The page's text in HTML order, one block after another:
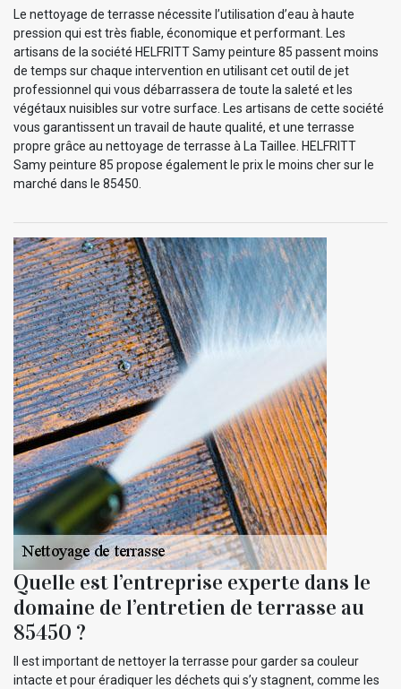
Le nettoyage de terrasse nécessite l’utilisation d’eau à haute
pression qui est très fiable, économique et performant. Les
artisans de la société HELFRITT Samy peinture 85 passent moins
de temps sur chaque intervention en utilisant cet outil de jet
professionnel qui vous débarrassera de toute la saleté et les
végétaux nuisibles sur votre surface. Les artisans de cette société
vous garantissent un travail de haute qualité, et une terrasse
propre grâce au nettoyage de terrasse à La Taillee. HELFRITT
Samy peinture 85 propose également le prix le moins cher sur le
marché dans le 85450.
Quelle est l’entreprise experte dans le
domaine de l’entretien de terrasse au
85450 ?
Il est important de nettoyer la terrasse pour garder sa couleur
intacte et pour éradiquer les déchets qui s’y stagnent, comme les